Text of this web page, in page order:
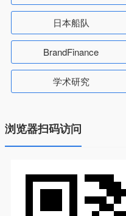
日本船队
BrandFinance
学术研究
浏览器扫码访问